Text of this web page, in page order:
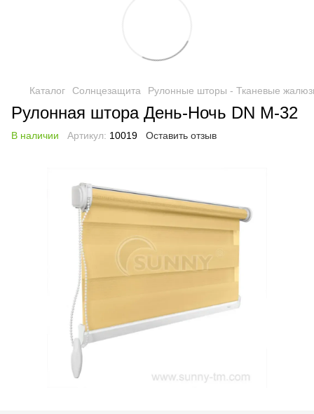
Каталог Солнцезащита Рулонные шторы - Тканевые
Рулонная штора День-Ночь DN M-32
В наличии Артикул: 10019 Оставить отзыв